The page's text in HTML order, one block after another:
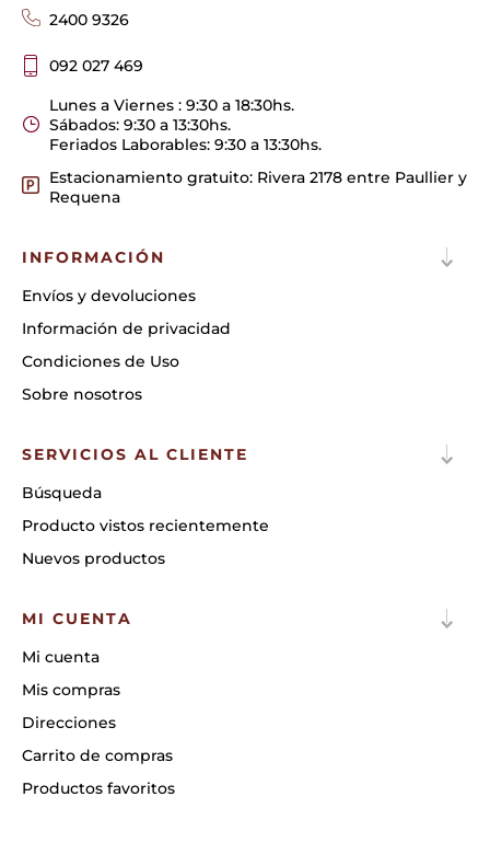
2400 9326
092 027 469
Lunes a Viernes : 9:30 a 18:30hs.
Sábados: 9:30 a 13:30hs.
Feriados Laborables: 9:30 a 13:30hs.
Estacionamiento gratuito: Rivera 2178 entre Paullier y
Requena
INFORMACIÓN
Envíos y devoluciones
Información de privacidad
Condiciones de Uso
Sobre nosotros
SERVICIOS AL CLIENTE
Búsqueda
Producto vistos recientemente
Nuevos productos
MI CUENTA
Mi cuenta
Mis compras
Direcciones
Carrito de compras
Productos favoritos